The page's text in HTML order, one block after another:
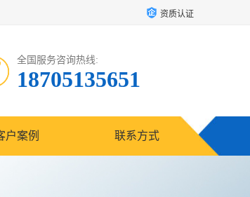
资质认证
全国服务咨询热线:
18705135651
户案例 联系方式